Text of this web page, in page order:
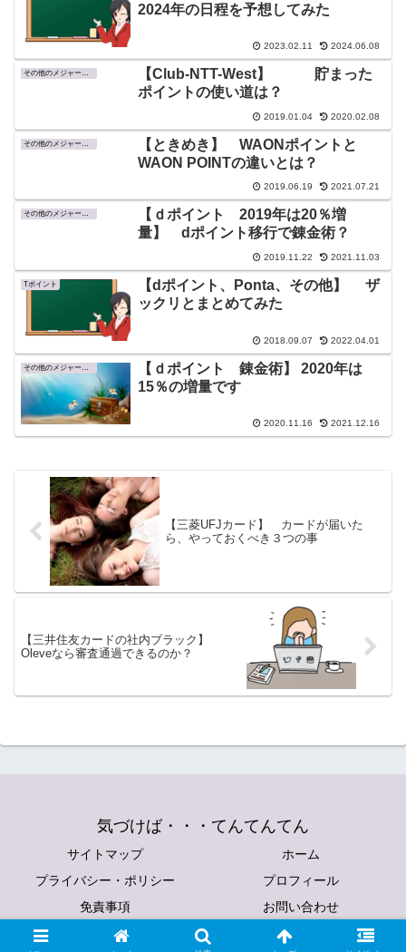
2024年の日程を予想してみた
2023.02.11 2024.06.08
その他のメジャーなポイント
【Club-NTT-West】 貯まった
ポイントの使い道は？
2019.01.04 2020.02.08
【ときめき】 WAONポイントと
WAON POINTの違いとは？
2019.06.19 2021.07.21
その他のメジャーなポイント
【ｄポイント 2019年は20％増
量】 dポイント移行で錬金術？
2019.11.22 2021.11.03
Tポイント
【dポイント、Ponta、その他】 ザ
ックリとまとめてみた
2018.09.07 2022.04.01
【ｄポイント 錬金術】 2020年は
15％の増量です
2020.11.16 2021.12.16
【三菱UFJカード】 カードが届いた
ら、やっておくべき３つの事
【三井住友カードの社内ブラック】
Oleveなら審査通過できるのか？
気づけば・・・てんてんてん
サイトマップ
ホーム
プライバシー・ポリシー
プロフィール
免責事項
お問い合わせ
© 2018 気づけば・・・てんてんてん.